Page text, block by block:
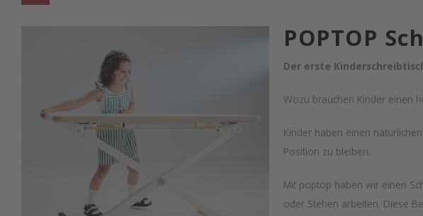
POPTOP
Der erste
Wozu brauchen Kinder einen
Kinder haben einen
Position zu bleiben.
Mit poptop haben wir einen
oder Stehen arbeiten. Diese